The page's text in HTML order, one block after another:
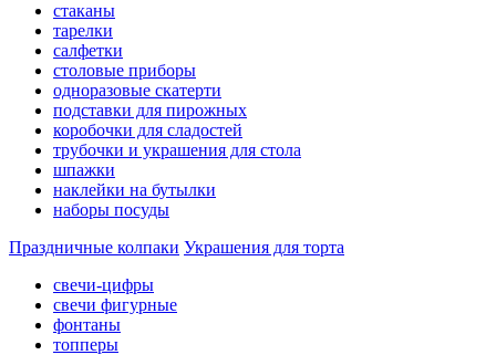
стаканы
тарелки
салфетки
столовые приборы
одноразовые скатерти
подставки для пирожных
коробочки для сладостей
трубочки и украшения для стола
шпажки
наклейки на бутылки
наборы посуды
Праздничные колпаки Украшения для торта
свечи-цифры
свечи фигурные
фонтаны
топперы